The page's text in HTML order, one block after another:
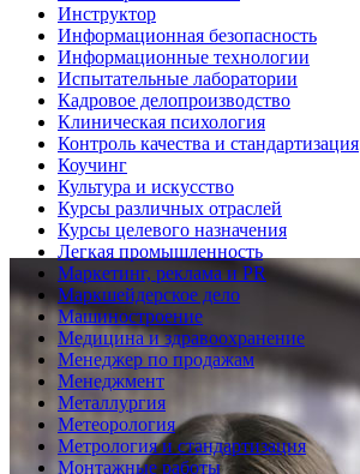
Инструктор
Информационная безопасность
Информационные технологии
Испытательные лаборатории
Кадровое делопроизводство
Клиническая психология
Контроль качества и стандартизация
Коучинг
Культура и искусство
Курсы различных отраслей
Курсы целевого назначения
Легкая промышленность
Маркетинг, реклама и PR
Маркшейдерское дело
Машиностроение
Медицина и здравоохранение
Менеджер по продажам
Менеджмент
Металлургия
Метеорология
Метрология и стандартизация
Монтажные работы